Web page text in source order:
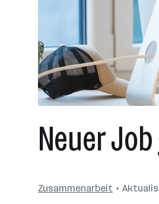
Neuer
Zusammenarbeit